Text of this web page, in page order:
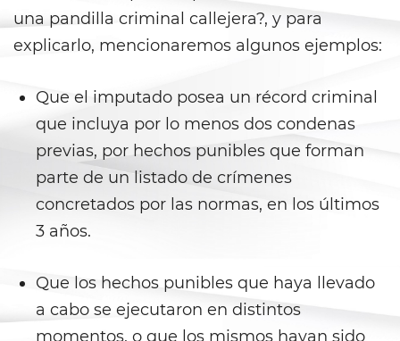
Asistencia Pública
Fraude al Sistema de Salud
Fraude con Cheques
Fraude De Juego
Fraude de Seguro de Auto
Fraude Del Seguro De
Desempleo
Fraude Inmobiliario
una pandilla criminal callejera?, y para
explicarlo, mencionaremos algunos ejemplos:
Que el imputado posea un récord criminal
que incluya por lo menos dos condenas
previas, por hechos punibles que forman
parte de un listado de crímenes
concretados por las normas, en los últimos
3 años.
Que los hechos punibles que haya llevado
a cabo se ejecutaron en distintos
momentos, o que los mismos hayan sido